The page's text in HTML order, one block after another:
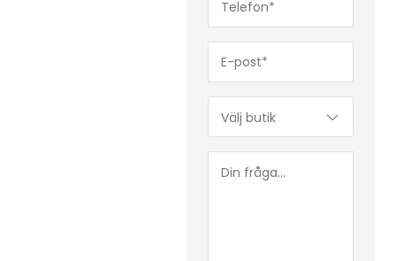
post*
(Obligatoriskt)
(Obligatoriskt)
fråga...